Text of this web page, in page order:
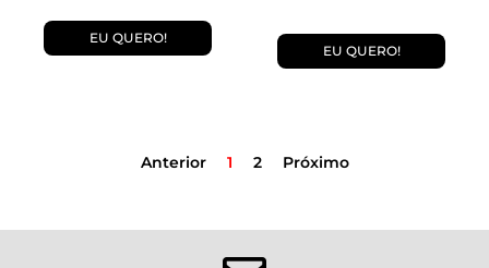
EU QUERO!
EU QUERO!
Anterior 1 2 Próximo